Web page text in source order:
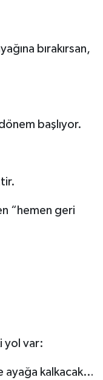
bırakırsan,
başlıyor.
“hemen geri
yol var:
ayağa kalkacak…